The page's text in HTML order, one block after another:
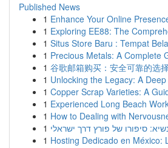
Published News
1 Enhance Your Online
1 Exploring EE88: The
1 Situs Store Baru : Tempat
1 Precious Metals: A Complete
1 谷歌邮箱购买：安全可靠的选
1 Unlocking the Legacy: A
1 Copper Scrap Varieties: A
1 Experienced Long Beach
1 How to Dealing with
1 סיפורו של פורץ דרך ישראלי
1 Hosting Dedicado en México: